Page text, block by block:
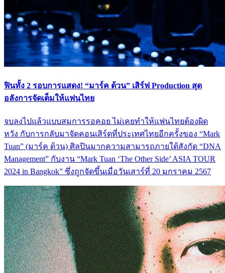
ฟินทั้ง 2 รอบการแสดง! “มาร์ค ต้วน” เสิร์ฟ Production สุด
อลังการจัดเต็มให้แฟนไทย
จบลงไปแล้วแบบสมการรอคอย ไม่เคยทำให้แฟนไทยต้องผิด
หวัง กับการกลับมาจัดคอนเสิร์ตที่ประเทศไทยอีกครั้งของ “Mark
Tuan” (มาร์ค ต้วน) ศิลปินมากความสามารถภายใต้สังกัด “DNA
Management” กับงาน “Mark Tuan ‘The Other Side’ ASIA TOUR
2024 in Bangkok” ซึ่งถูกจัดขึ้นเมื่อวันเสาร์ที่ 20 มกราคม 2567